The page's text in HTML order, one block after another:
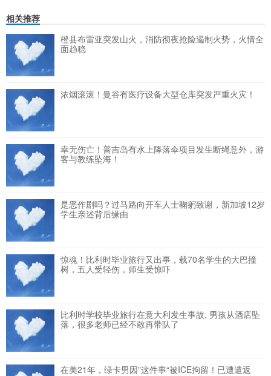
相关推荐
橙县布雷亚突发山火，消防彻夜抢险遏制火势，火情全
面趋稳
浓烟滚滚！曼谷有医疗设备大型仓库突发严重火灾！
幸无伤亡！普吉岛有水上降落伞项目发生断绳意外，游
客与教练坠海！
是恶作剧吗？过马路向开车人士鞠躬致谢，新加坡12岁
学生亲述背后缘由
惊魂！比利时毕业旅行又出事，载70名学生的大巴撞
树，五人受轻伤，师生受惊吓
比利时学校毕业旅行在意大利发生事故, 男孩从酒店坠
落，很多老师已经不敢再带队了
在美21年，绿卡男因”这件事“被ICE拘留！已遭遣返